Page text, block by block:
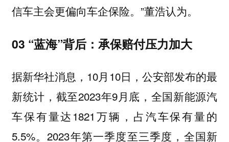
信车主会更偏向车企保险。”董浩认为。
03 “蓝海”背后：承保赔付压力加大
据新华社消息，10月10日，公安部发布的最
新统计，截至2023年9月底，全国新能源汽
车保有量达1821万辆，占汽车保有量的
5.5%。2023年第一季度至三季度，全国新